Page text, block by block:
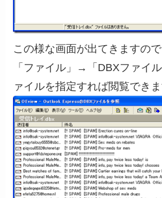
この様な画面が出てきますので
「ファイル」→「DBXファイ
ァイルを指定すれば閲覧でき